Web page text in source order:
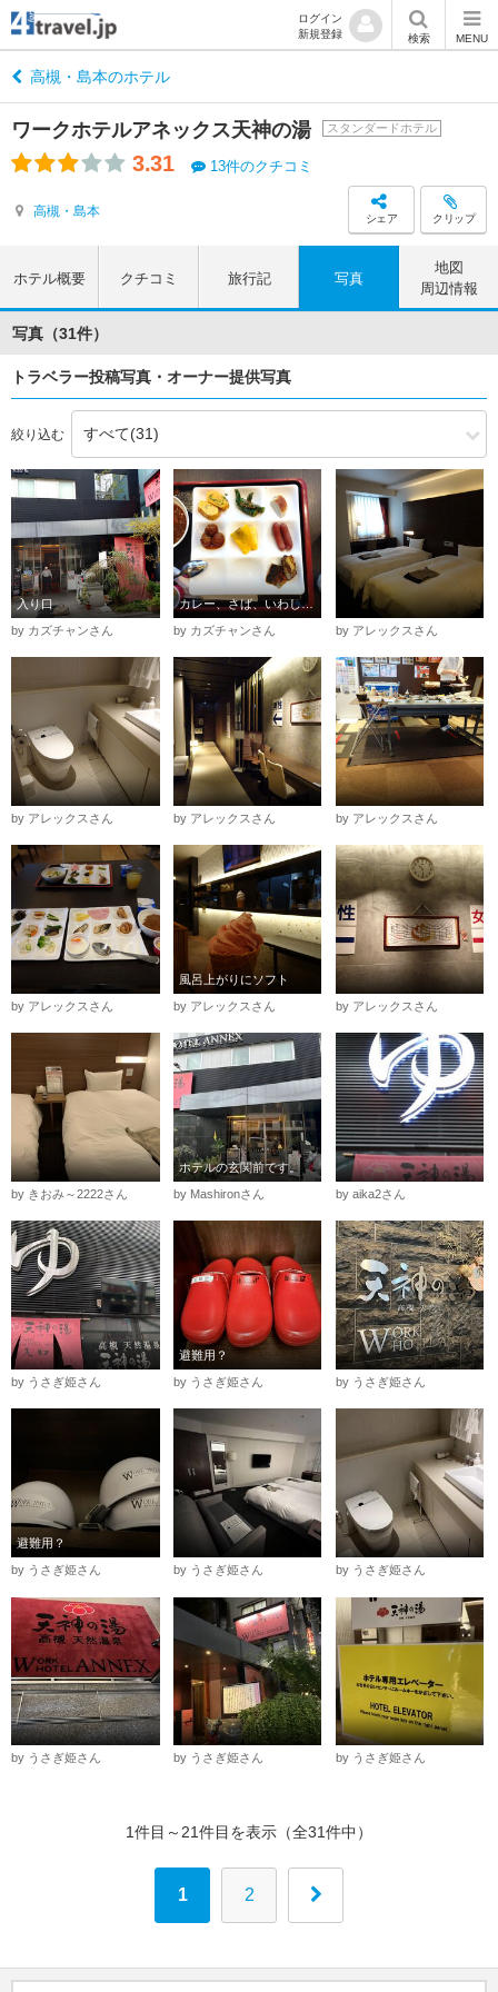
ログイン
新規登録
検索 MENU
高槻・島本のホテル
ワークホテルアネックス天神の湯 スタンダードホテル
3.31 13件のクチコミ
高槻・島本 シェア クリップ
ホテル概要 クチコミ 旅行記 写真
地図
周辺情報
写真（31件）
トラベラー投稿写真・オーナー提供写真
絞り込む
入り口
by カズチャンさん
カレー、さば、いわし、納豆、ヨーグルトなど
by カズチャンさん
by アレックスさん
by アレックスさん by アレックスさん by アレックスさん
by アレックスさん
風呂上がりにソフト
by アレックスさん
by アレックスさん
by きおみ～2222さん
ホテルの玄関前です。
by Mashironさん
by aika2さん
by うさぎ姫さん
避難用？
by うさぎ姫さん
by うさぎ姫さん
避難用？
by うさぎ姫さん
by うさぎ姫さん by うさぎ姫さん
by うさぎ姫さん by うさぎ姫さん by うさぎ姫さん
1件目～21件目を表示（全31件中）
1 2